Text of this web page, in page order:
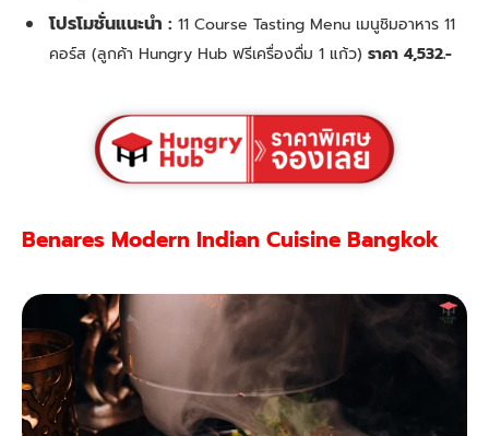
โปรโมชั่นแนะนำ : 11 Course Tasting Menu เมนูชิมอาหาร 11
คอร์ส (ลูกค้า Hungry Hub ฟรีเครื่องดื่ม 1 แก้ว) ราคา 4,532.-
Benares Modern Indian Cuisine Bangkok